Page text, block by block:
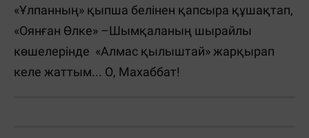
«Ұлпанның» қыпша белінен қапсыра құшақтап,
«Оянған Өлке» –Шымқаланың шырайлы
көшелерінде «Алмас қылыштай» жарқырап
келе жаттым... О, Махаббат!